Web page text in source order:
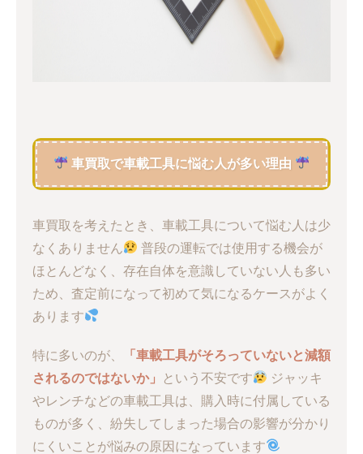
車買取で車載工具に悩む人が多い理由
車買取を考えたとき、車載工具について悩む人は少
なくありません
普段の運転では使用する機会が
ほとんどなく、存在自体を意識していない人も多い
ため、査定前になって初めて気になるケースがよく
あります
特に多いのが、
「車載工具がそろっていないと減額
されるのではないか」
という不安です
ジャッキ
やレンチなどの車載工具は、購入時に付属している
ものが多く、紛失してしまった場合の影響が分かり
にくいことが悩みの原因になっています